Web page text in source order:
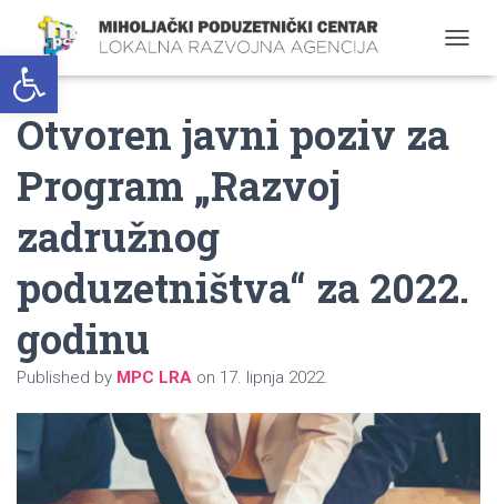
Open toolbar
O
A
T
Otvoren javni poziv za
Program „Razvoj
zadružnog
poduzetništva“ za 2022.
godinu
Published by MPC LRA on 17. lipnja 2022.